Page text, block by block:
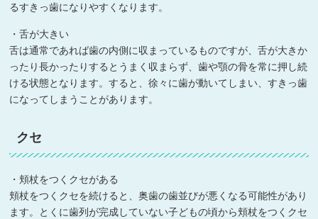
るすきっ歯になりやすくなります。
・舌が大きい
舌は通常であれば歯の内側に収まっているものですが、舌が大きか
ったり長かったりするとうまく収まらず、歯や顎の骨を常に押し続
ける状態となります。すると、徐々に歯が動いてしまい、すきっ歯
になってしまうことがあります。
クセ
・頬杖をつくクセがある
頬杖をつくクセを続けると、奥歯の歯並びが悪くなる可能性があり
ます。とくに歯列が完成していない子どもの頃から頬杖をつくクセ